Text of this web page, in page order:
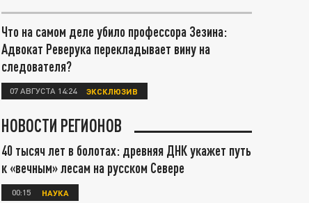
Что на самом деле убило профессора Зезина:
Адвокат Реверука перекладывает вину на
следователя?
07 АВГУСТА 14:24 ЭКСКЛЮЗИВ
НОВОСТИ РЕГИОНОВ
40 тысяч лет в болотах: древняя ДНК укажет путь
к «вечным» лесам на русском Севере
00:15 НАУКА